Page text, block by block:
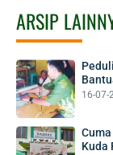
ARSIP
16-07-
Kuda